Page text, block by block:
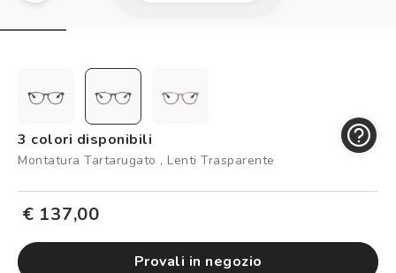
Controllo visivo
Logout
3 colori disponibili
Montatura Tartarugato , Lenti Trasparente
€ 137,00
provali in negozio